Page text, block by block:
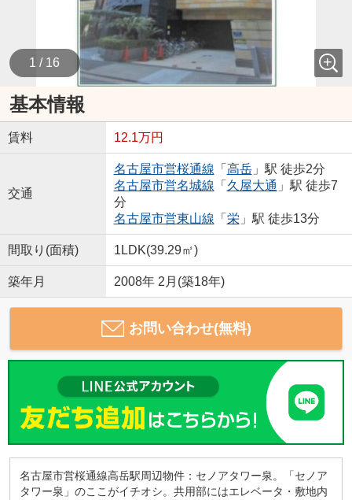
1 / 16
基本情報
賃料 12.1万円
交通
名古屋市営桜通線 「 高岳」駅 徒歩2分
名古屋市営名城線 「 久屋大通 」駅 徒歩7
分
名古屋市営東山線 「 栄」駅 徒歩13分
間取り(面積) 1LDK(39.29㎡)
築年月 2008年 2月(築18年)
お問い合わせ(無料)
名古屋市営桜通線高岳駅周辺物件：セノアタワー泉。「セノア
タワー泉」のここがイチオシ。共用部にはエレベータ・敷地内